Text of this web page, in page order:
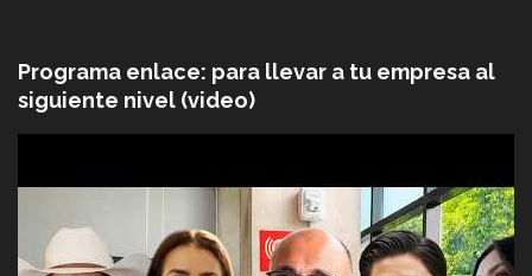
Programa enlace: para llevar a tu empresa al
siguiente nivel (video)